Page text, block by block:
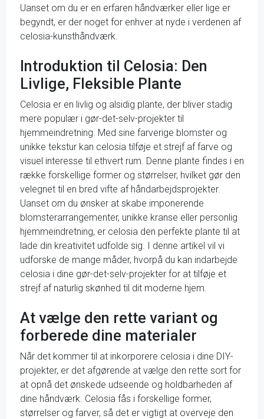
Uanset om du er en erfaren håndværker eller lige er
begyndt, er der noget for enhver at nyde i verdenen af
celosia-kunsthåndværk.
Introduktion til Celosia: Den
Livlige, Fleksible Plante
Celosia er en livlig og alsidig plante, der bliver stadig
mere populær i gør-det-selv-projekter til
hjemmeindretning. Med sine farverige blomster og
unikke tekstur kan celosia tilføje et strejf af farve og
visuel interesse til ethvert rum. Denne plante findes i en
række forskellige former og størrelser, hvilket gør den
velegnet til en bred vifte af håndarbejdsprojekter.
Uanset om du ønsker at skabe imponerende
blomsterarrangementer, unikke kranse eller personlig
hjemmeindretning, er celosia den perfekte plante til at
lade din kreativitet udfolde sig. I denne artikel vil vi
udforske de mange måder, hvorpå du kan indarbejde
celosia i dine gør-det-selv-projekter for at tilføje et
strejf af naturlig skønhed til dit moderne hjem.
At vælge den rette variant og
forberede dine materialer
Når det kommer til at inkorporere celosia i dine DIY-
projekter, er det afgørende at vælge den rette sort for
at opnå det ønskede udseende og holdbarheden af
dine håndværk. Celosia fås i forskellige former,
størrelser og farver, så det er vigtigt at overveje den